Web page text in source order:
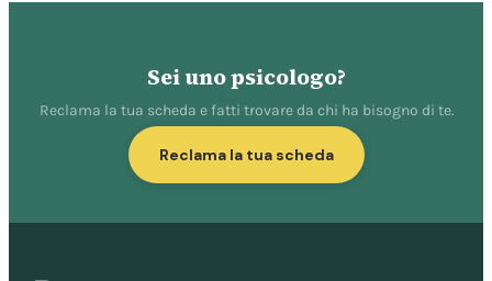
Sei uno psicologo?
Reclama la tua scheda e fatti trovare da chi ha bisogno di te.
Reclama la tua scheda